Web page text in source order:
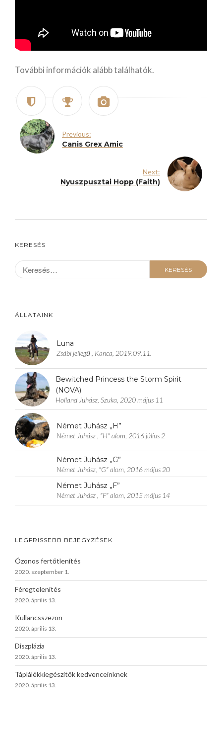
További információk alább találhatók.
Previous:
Canis Grex Amic
Next:
Nyuszpusztai Hopp (Faith)
KERESÉS
ÁLLATAINK
Luna
Zsábi jellegű , Kanca, 2019.09.11.
Bewitched Princess the Storm Spirit
(NOVA)
Holland Juhász, Szuka, 2020 május 11
Német Juhász „H”
Német Juhász , "H" alom, 2016 július 2
Német Juhász „G”
Német Juhász, "G" alom, 2016 május 20
Német Juhász „F”
Német Juhász , "F" alom, 2015 május 14
LEGFRISSEBB BEJEGYZÉSEK
Ózonos fertőtlenítés
2020. szeptember 1.
Féregtelenítés
2020. április 13.
Kullancsszezon
2020. április 13.
Diszplázia
2020. április 13.
Táplálékkiegészítők kedvenceinknek
2020. április 13.